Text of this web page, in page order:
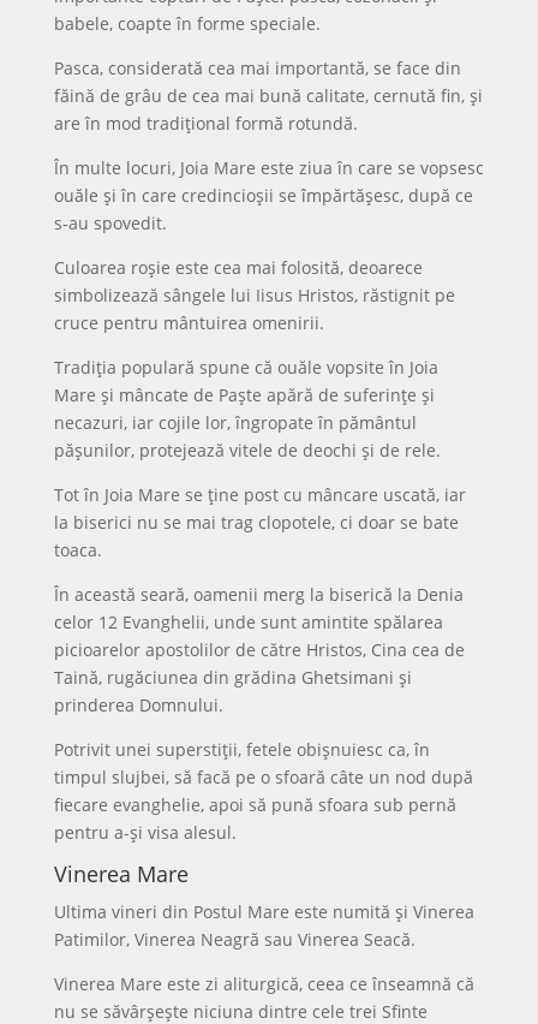
babele, coapte în forme speciale.
Pasca, considerată cea mai importantă, se face din
făină de grâu de cea mai bună calitate, cernută fin, și
are în mod tradițional formă rotundă.
În multe locuri, Joia Mare este ziua în care se vopsesc
ouăle și în care credincioșii se împărtășesc, după ce
s-au spovedit.
Culoarea roșie este cea mai folosită, deoarece
simbolizează sângele lui Iisus Hristos, răstignit pe
cruce pentru mântuirea omenirii.
Tradiția populară spune că ouăle vopsite în Joia
Mare și mâncate de Paște apără de suferințe și
necazuri, iar cojile lor, îngropate în pământul
pășunilor, protejează vitele de deochi și de rele.
Tot în Joia Mare se ține post cu mâncare uscată, iar
la biserici nu se mai trag clopotele, ci doar se bate
toaca.
În această seară, oamenii merg la biserică la Denia
celor 12 Evanghelii, unde sunt amintite spălarea
picioarelor apostolilor de către Hristos, Cina cea de
Taină, rugăciunea din grădina Ghetsimani și
prinderea Domnului.
Potrivit unei superstiții, fetele obișnuiesc ca, în
timpul slujbei, să facă pe o sfoară câte un nod după
fiecare evanghelie, apoi să pună sfoara sub pernă
pentru a-și visa alesul.
Vinerea Mare
Ultima vineri din Postul Mare este numită și Vinerea
Patimilor, Vinerea Neagră sau Vinerea Seacă.
Vinerea Mare este zi aliturgică, ceea ce înseamnă că
nu se săvârșește niciuna dintre cele trei Sfinte